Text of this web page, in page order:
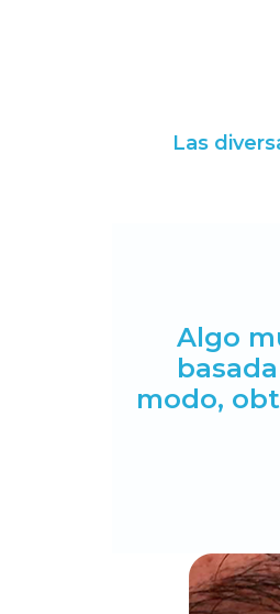
Las
Algo
modo,